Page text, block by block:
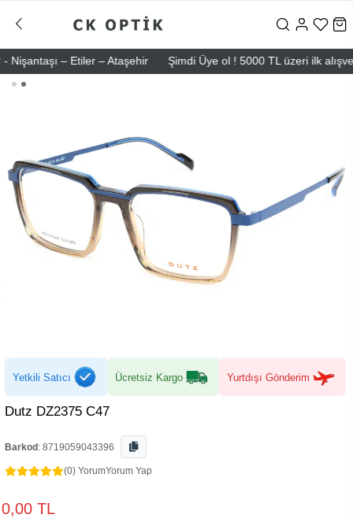
– Etiler – Ataşehir Şimdi Üye ol ! 5000 TL üzeri ilk
Yetkili Satıcı Ücretsiz Kargo Yurtdışı Gönderim
Dutz DZ2375 C47
Barkod : 8719059043396
(0) YorumYorum Yap
0,00 TL